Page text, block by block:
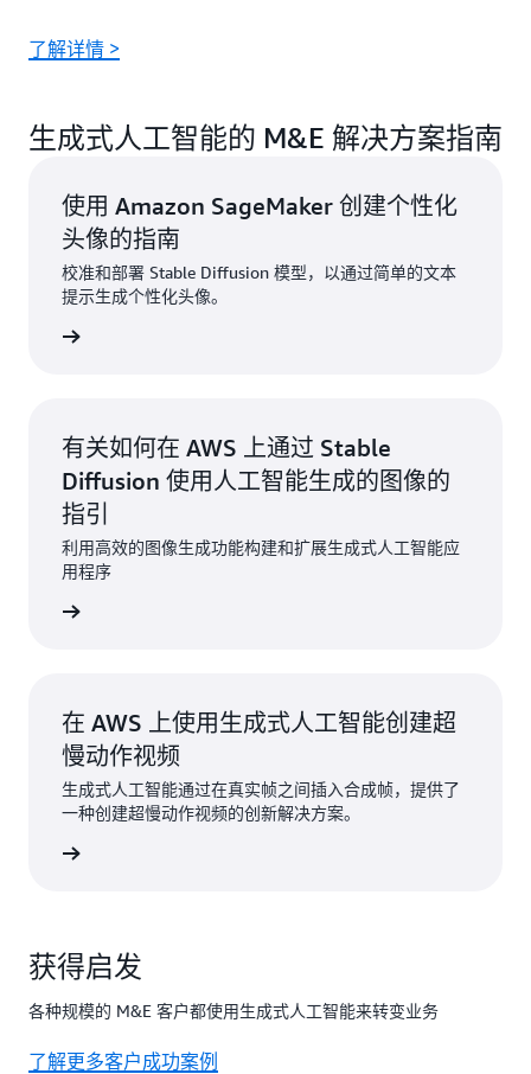
了解详情 >
生成式人工智能的 M&E 解决方案指南
使用 Amazon SageMaker 创建个性化
头像的指南
校准和部署 Stable Diffusion 模型，以通过简单的文本
提示生成个性化头像。
有关如何在 AWS 上通过 Stable
Diffusion 使用人工智能生成的图像的
指引
利用高效的图像生成功能构建和扩展生成式人工智能应
用程序
在 AWS 上使用生成式人工智能创建超
慢动作视频
生成式人工智能通过在真实帧之间插入合成帧，提供了
一种创建超慢动作视频的创新解决方案。
获得启发
各种规模的 M&E 客户都使用生成式人工智能来转变业务
了解更多客户成功案例